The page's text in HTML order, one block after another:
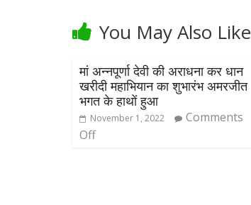
You May Also Like
मां अन्नपूर्णा देवी की अराधना कर धान
खरीदी महाभियान का शुभारंभ अमरजीत
भगत के हाथों हुआ
November 1, 2022
Comments
Off